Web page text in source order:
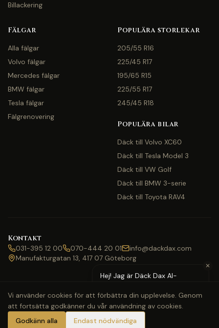
Billackering
Fälgar
Alla fälgar
Volvo fälgar
Mercedes fälgar
BMW fälgar
Tesla fälgar
Fälgrenovering
Populära storlekar
205/55 R16
225/45 R17
195/65 R15
225/55 R17
245/45 R18
Populära bilar
Däck till Volvo XC60
Däck till Tesla Model 3
Däck till VW Golf
Däck till BMW 3-serie
Däck till Toyota RAV4
Kontakt
031-395 12 00 070-444 20 01
info@dackdax.com
Manufakturgatan 13, 417 07 Göteborg
©2026Däck Dax. Alla rättigheter förbehållna.
WebbkartaKlarnaSwishVisaMastercard
✕
Hej! Jag är Däck Dax AI-
med pris eller bokning?
Vi använder cookies för att förbättra din upplevelse. Genom
att fortsätta godkänner du vår användning av cookies.
Godkänn alla
Endast nödvändiga